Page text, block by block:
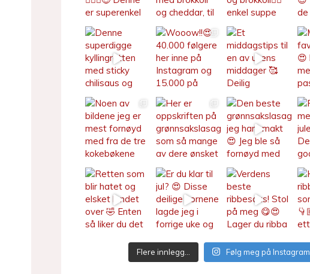
Flere innlegg… Følg meg på Instagram